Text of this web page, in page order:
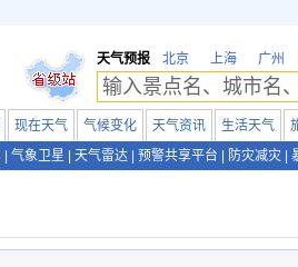
天气预报 北京 上海 广州
现在天气 气候变化 天气资讯 生活天气
气象卫星 天气雷达 预警共享平台 防灾减灾